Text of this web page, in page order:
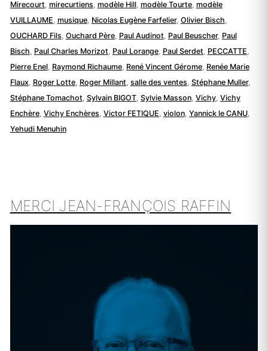
Mirecourt, mirecurtiens, modèle Hill, modèle Tourte, modèle
VUILLAUME, musique, Nicolas Eugène Farfelier, Olivier Bisch,
OUCHARD Fils, Ouchard Père, Paul Audinot, Paul Beuscher, Paul
Bisch, Paul Charles Morizot, Paul Lorange, Paul Serdet, PECCATTE,
Pierre Enel, Raymond Richaume, René Vincent Gérome, Renée Marie
Flaux, Roger Lotte, Roger Millant, salle des ventes, Stéphane Muller,
Stéphane Tomachot, Sylvain BIGOT, Sylvie Masson, Vichy, Vichy
Enchère, Vichy Enchères, Victor FETIQUE, violon, Yannick le CANU,
Yehudi Menuhin
MERCI JEAN-FRANÇOIS RAFFIN